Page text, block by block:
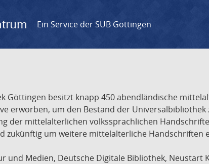
Ein Service der SUB Göttingen
Göttingen besitzt knapp 450 abendländische
erworben, um den Bestand der
der mittelalterlichen volkssprachlichen
zukünftig um weitere mittelalterliche Handschriften
und Medien, Deutsche Digitale Bibliothek, Neustart